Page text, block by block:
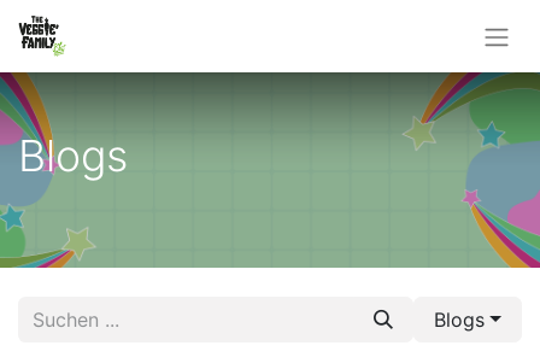
Blogs
Blogs